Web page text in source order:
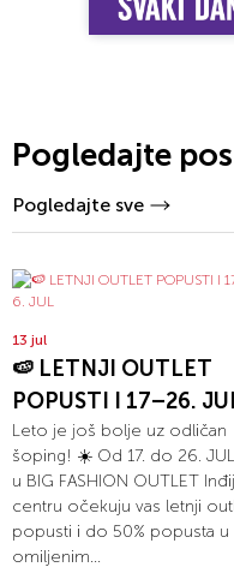
Pogledajte
Pogledajte sve
13 jul
🍉 LETNJI OUTLET
POPUSTI I 17–26.
Leto je još bolje uz odličan
šoping! ☀️ Od 17. do 26.
u BIG FASHION OUTLET
centru očekuju vas letnji
popusti i do 50% popusta u
omiljenim...